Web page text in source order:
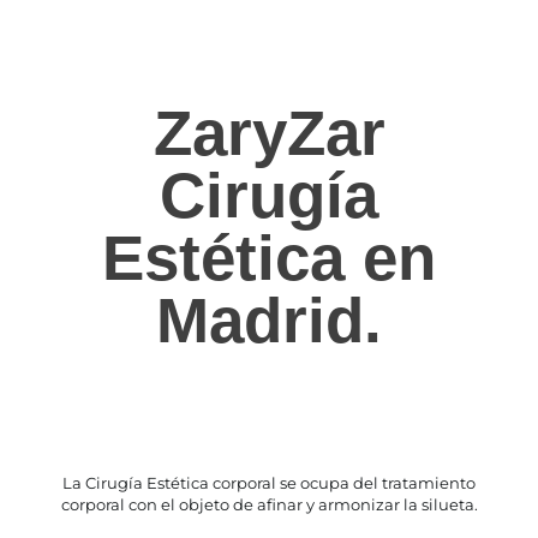
ZaryZar
Cirugía
Estética en
Madrid.
La Cirugía Estética corporal se ocupa del tratamiento
corporal con el objeto de afinar y armonizar la silueta.